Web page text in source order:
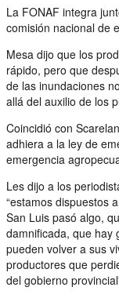
La FONAF integra
comisión nacional de
Mesa dijo que los
rápido, pero que
de las inundaciones
allá del auxilio de los
Coincidió con
adhiera a la ley de
emergencia
Les dijo a los
“estamos dispuestos
San Luis pasó algo,
damnificada, que hay
pueden volver a sus
productores que
del gobierno